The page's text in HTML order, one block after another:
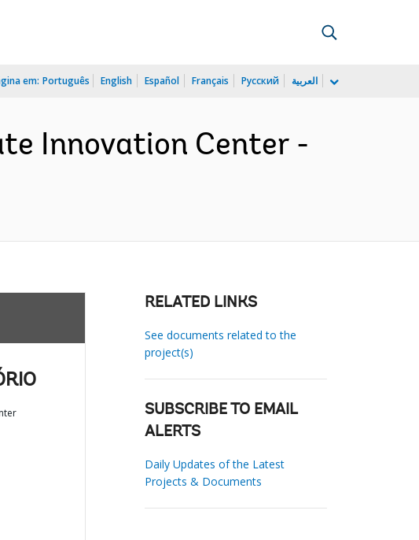
em: Português English Español Français Русский العربية
Innovation Center -
RELATED LINKS
See documents related to the
project(s)
SUBSCRIBE TO EMAIL
ALERTS
Daily Updates of the Latest
Projects & Documents